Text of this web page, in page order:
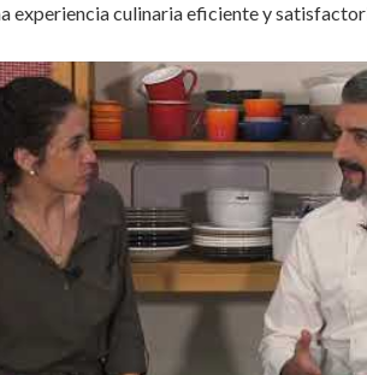
experiencia culinaria eficiente y